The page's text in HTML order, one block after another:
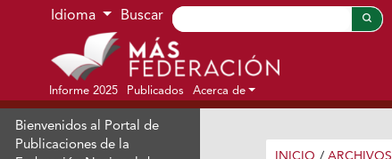
Ir al menú de navegación principal
Ir al contenido principal
Ir al pie de página del sitio
Idioma Buscar
Informe 2025 Publicados Acerca de
Bienvenidos al Portal de
Publicaciones de la
INICIO / ARCHIVOS